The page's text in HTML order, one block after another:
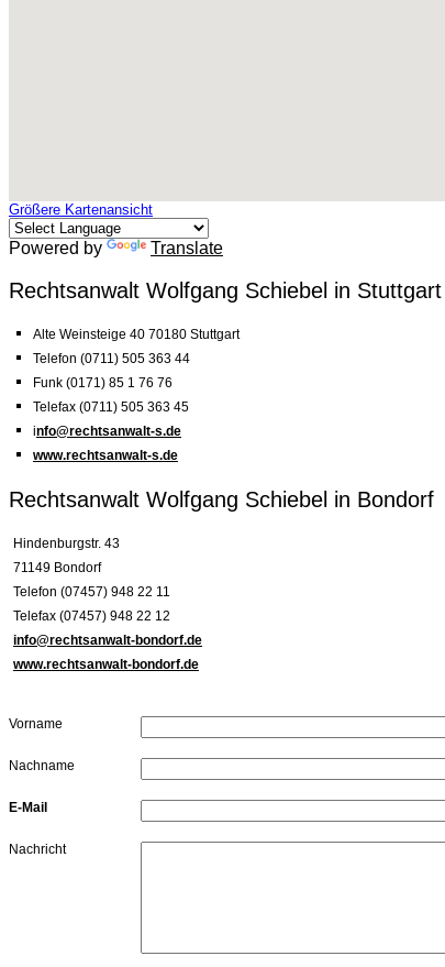
Größere Kartenansicht
Powered by Translate
Rechtsanwalt Wolfgang Schiebel in Stuttgart
Alte Weinsteige 40 70180 Stuttgart
Telefon (0711) 505 363 44
Funk (0171) 85 1 76 76
Telefax (0711) 505 363 45
info@rechtsanwalt-s.de
www.rechtsanwalt-s.de
Rechtsanwalt Wolfgang Schiebel in Bondorf
Hindenburgstr. 43
71149 Bondorf
Telefon (07457) 948 22 11
Telefax (07457) 948 22 12
info@rechtsanwalt-bondorf.de
www.rechtsanwalt-bondorf.de
Vorname
Nachname
E-Mail
Nachricht